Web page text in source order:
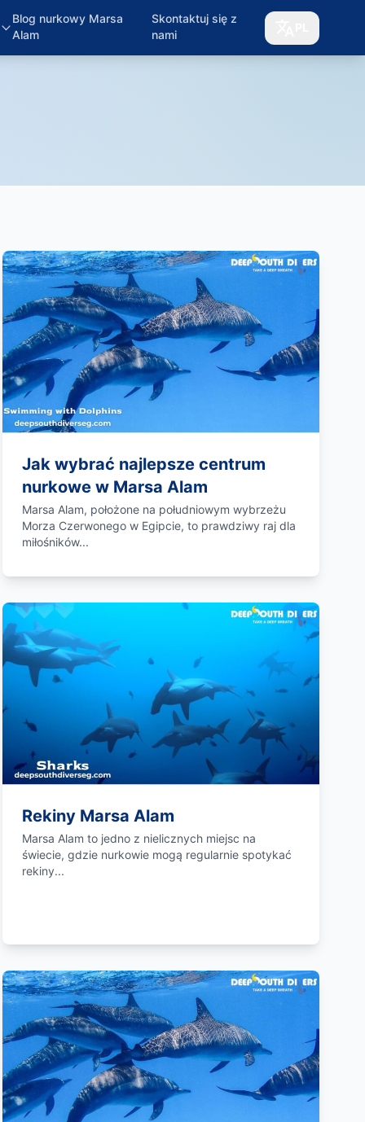
Blog nurkowy Marsa
Alam
Skontaktuj się z
nami
Jak wybrać najlepsze centrum
nurkowe w Marsa Alam
Marsa Alam, położone na południowym wybrzeżu
Morza Czerwonego w Egipcie, to prawdziwy raj dla
miłośników...
Rekiny Marsa Alam
Marsa Alam to jedno z nielicznych miejsc na
świecie, gdzie nurkowie mogą regularnie spotykać
rekiny...